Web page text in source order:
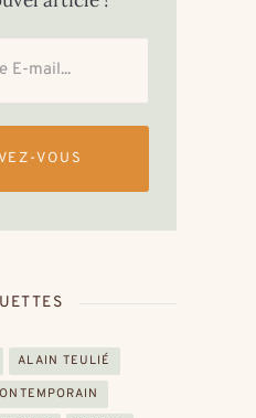
VOUS
ALAIN TEULIÉ